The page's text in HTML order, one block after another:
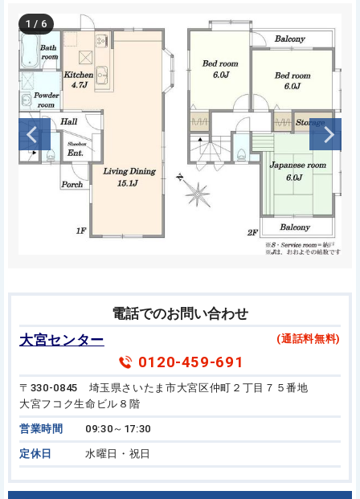
1 / 6
電話でのお問い合わせ
大宮センター
(通話料無料)
0120-459-691
〒330-0845 埼玉県さいたま市大宮区仲町２丁目７５番地
大宮フコク生命ビル８階
営業時間 09:30～17:30
定休日 水曜日・祝日